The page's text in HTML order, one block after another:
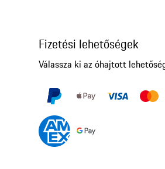
Fizetési lehetőségek
Válassza ki az óhajtott